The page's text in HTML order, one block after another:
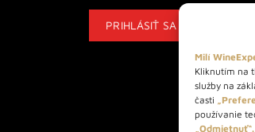
Milí
Kliknutím na
služby na
časti
používanie
„Odmietnuť“.